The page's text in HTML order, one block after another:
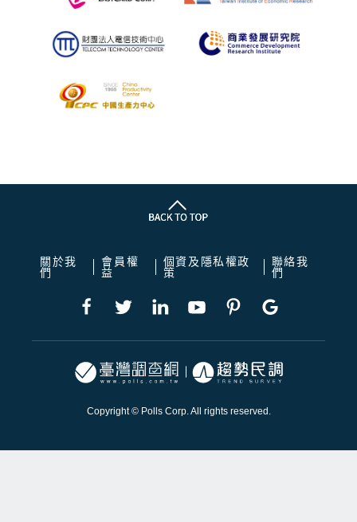
關於我
們
會員權
益
個資及隱私權政
策
聯絡我
們
Copyright © Polls Corp. All rights reserved.